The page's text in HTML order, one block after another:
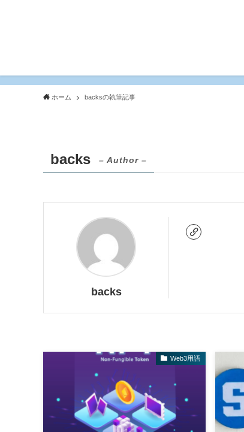
ホーム backsの執筆記事
backs – Author –
backs
Web3用語